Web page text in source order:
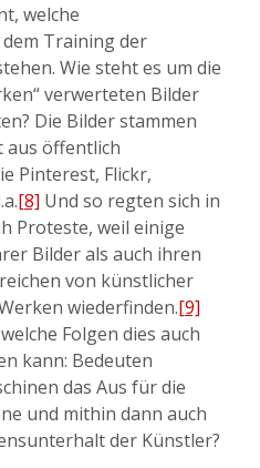
welche
Training der
Wie steht es um die
verwerteten Bilder
Die Bilder stammen
aus öffentlich
Pinterest, Flickr,
[8] Und so regten sich in
Proteste, weil einige
Bilder als auch ihren
von künstlicher
wiederfinden.[9]
Folgen dies auch
kann: Bedeuten
das Aus für die
und mithin dann auch
der Künstler?